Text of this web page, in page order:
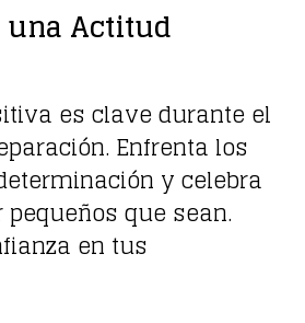
una Actitud
es clave durante el
Enfrenta los
y celebra
que sean.
en tus